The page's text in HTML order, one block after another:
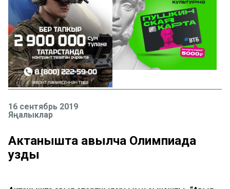
16 сентябрь 2019
Яңалыклар
Актанышта авылча Олимпиада
узды